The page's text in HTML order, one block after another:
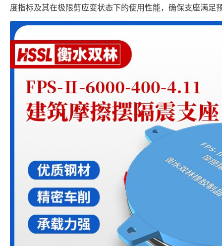
度指标及其在极限剪应变状态下的使用性能，确保支座满足